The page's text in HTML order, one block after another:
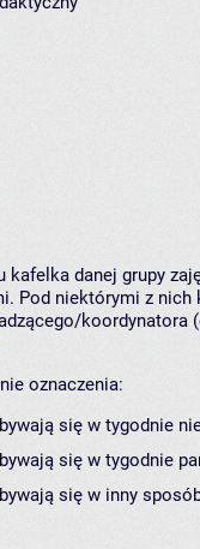
kafelka danej grupy
Pod niektórymi z nich
koordynatora
oznaczenia:
się w tygodnie
się w tygodnie
się w inny